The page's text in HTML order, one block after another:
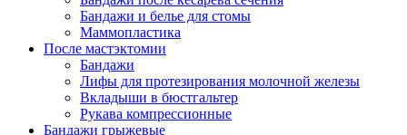
Бандажи и белье для стомы
Маммопластика
После мастэктомии
Бандажи
Лифы для протезирования молочной железы
Вкладыши в бюстгальтер
Рукава компрессионные
Бандажи грыжевые